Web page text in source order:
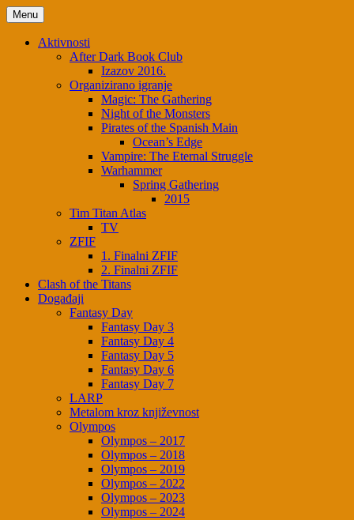
Skip
to
content
Menu
Aktivnosti
After Dark Book Club
Izazov 2016.
Organizirano igranje
Magic: The Gathering
Night of the Monsters
Pirates of the Spanish Main
Ocean’s Edge
Vampire: The Eternal Struggle
Warhammer
Spring Gathering
2015
Tim Titan Atlas
TV
ZFIF
1. Finalni ZFIF
2. Finalni ZFIF
Clash of the Titans
Događaji
Fantasy Day
Fantasy Day 3
Fantasy Day 4
Fantasy Day 5
Fantasy Day 6
Fantasy Day 7
LARP
Metalom kroz književnost
Olympos
Olympos – 2017
Olympos – 2018
Olympos – 2019
Olympos – 2022
Olympos – 2023
Olympos – 2024